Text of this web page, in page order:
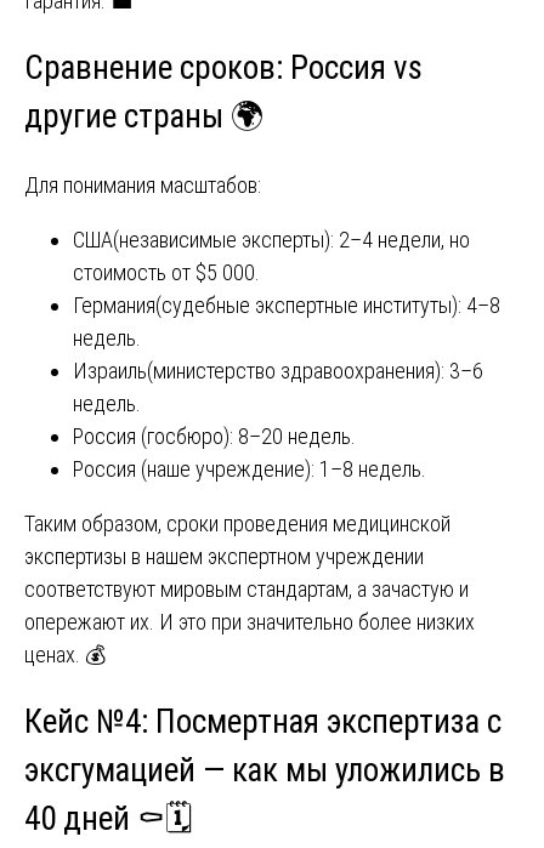
Сравнение сроков: Россия vs
другие страны 🌍
Для понимания масштабов:
США(независимые эксперты): 2–4 недели, но
стоимость от $5 000.
Германия(судебные экспертные институты): 4–8
недель.
Израиль(министерство здравоохранения): 3–6
недель.
Россия (госбюро): 8–20 недель.
Россия (наше учреждение): 1–8 недель.
Таким образом, сроки проведения медицинской
экспертизы в нашем экспертном учреждении
соответствуют мировым стандартам, а зачастую и
опережают их. И это при значительно более низких
ценах. 💰
Кейс №4: Посмертная экспертиза с
эксгумацией — как мы уложились в
40 дней ⚰️🗓️